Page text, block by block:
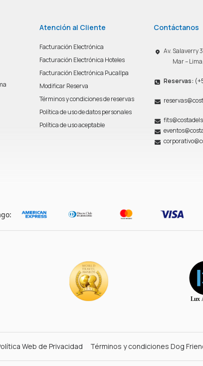
Atención al Cliente
Facturación Electrónica
Facturación Electrónica Hoteles
Facturación Electrónica Pucallpa
Modificar Reserva
Términos y condiciones de reservas
Política de uso de datos personales
Política de uso aceptable
Contáctanos
Av. Salaverry
Mar –
Reservas:
Web de Privacidad Términos y condiciones Dog